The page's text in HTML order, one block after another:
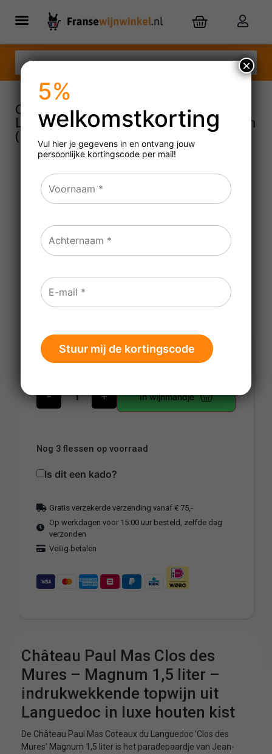
Château Paul Mas Coteaux du
Languedoc Clos des Mures – Magnum
(1,5 liter)
€33,90
- + In wijnmandje
Nog 3 flessen op voorraad
Is dit een kado?
Gratis verzekerde verzending vanaf € 75,-
Op werkdagen voor 15:00 uur besteld, zelfde dag
verzonden
Veilig betalen
Château Paul Mas Clos des
Mures – Magnum 1,5 liter –
indrukwekkende topwijn uit
Languedoc in luxe houten kist
De Château Paul Mas Coteaux du Languedoc ‘Clos des
Mures’ Magnum 1,5 liter is het paradepaardje van Jean-
5%
welkomstkorting
Vul hier je gegevens in en ontvang jouw
persoonlijke kortingscode per mail!
×